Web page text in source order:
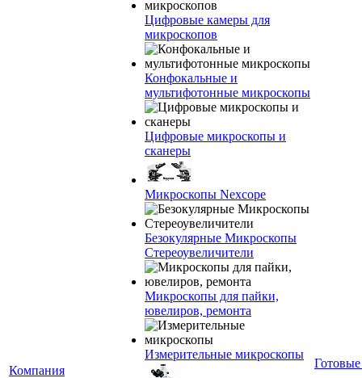
Компания
Цифровые камеры для
микроскопов
Конфокальные и
мультифотонные микроскопы
Цифровые микроскопы и
сканеры
Микроскопы Nexcope
Безокулярные Микроскопы
Стереоувеличители
Микроскопы для пайки,
ювелиров, ремонта
Измерительные микроскопы